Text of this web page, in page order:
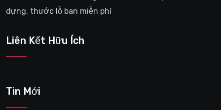
dựng, thước lỗ ban miễn phí
Liên Kết Hữu Ích
Tin Mới